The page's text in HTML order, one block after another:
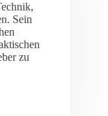
Sein
zu